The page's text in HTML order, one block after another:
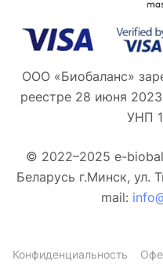
ООО «Биобаланс»
реестре 28 июня
УНП
© 2022–2025 e-
Беларусь г.Минск, ул.
mail:
Конфиденциальность